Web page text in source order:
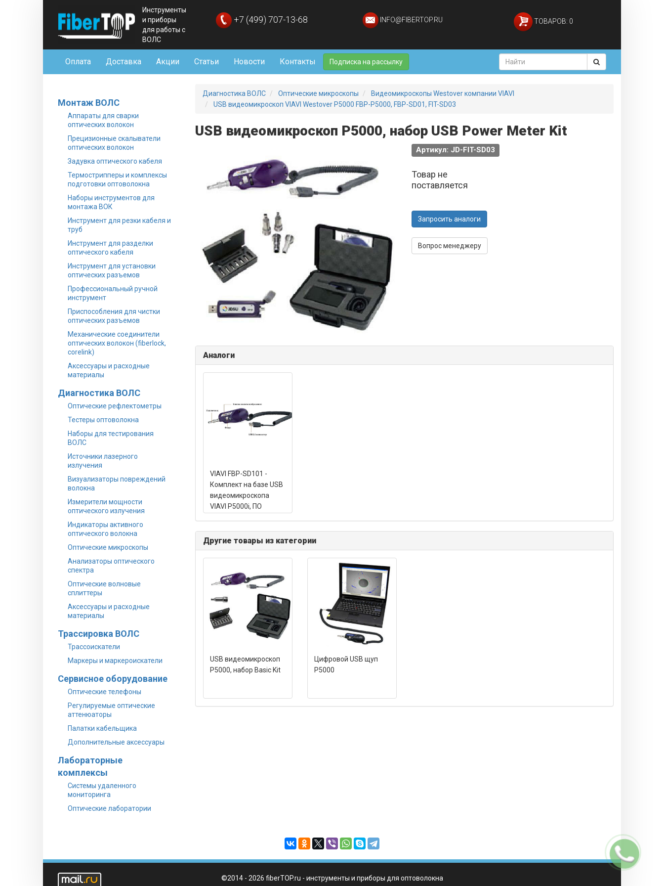
Инструменты
и приборы
для работы с
ВОЛС
+7 (499) 707-13-68 INFO@FIBERTOP.RU ТОВАРОВ: 0
Оплата Доставка Акции Статьи Новости Контакты Подписка на рассылку
Монтаж ВОЛС
Аппараты для сварки
оптических волокон
Прецизионные скалыватели
оптических волокон
Задувка оптического кабеля
Термострипперы и комплексы
подготовки оптоволокна
Наборы инструментов для
монтажа ВОК
Инструмент для резки кабеля и
труб
Инструмент для разделки
оптического кабеля
Инструмент для установки
оптических разъемов
Профессиональный ручной
инструмент
Приспособления для чистки
оптических разъемов
Механические соединители
оптических волокон (fiberlock,
corelink)
Аксессуары и расходные
материалы
Диагностика ВОЛС
Оптические рефлектометры
Тестеры оптоволокна
Наборы для тестирования
ВОЛС
Источники лазерного
излучения
Визуализаторы повреждений
волокна
Измерители мощности
оптического излучения
Индикаторы активного
оптического волокна
Оптические микроскопы
Анализаторы оптического
спектра
Оптические волновые
сплиттеры
Аксессуары и расходные
материалы
Трассировка ВОЛС
Трассоискатели
Маркеры и маркероискатели
Сервисное оборудование
Оптические телефоны
Регулируемые оптические
аттенюаторы
Палатки кабельщика
Дополнительные аксессуары
Лабораторные
комплексы
Системы удаленного
мониторинга
Оптические лаборатории
Диагностика ВОЛС Оптические микроскопы
Видеомикроскопы Westover компании VIAVI
USB видеомикроскоп VIAVI Westover P5000 FBP-P5000, FBP-SD01, FIT-SD03
USB видеомикроскоп P5000, набор USB Power Meter Kit
Артикул: JD-FIT-SD03
Товар не
поставляется
Запросить аналоги
Вопрос менеджеру
Аналоги
VIAVI FBP-SD101 -
Комплект на базе USB
видеомикроскопа
VIAVI P5000i, ПО
SC, FBPT-LC, FBPT-
U25M, FBPT-U12M),
сумка
Другие товары из категории
USB видеомикроскоп
P5000, набор Basic Kit
Цифровой USB щуп
P5000
©2014 - 2026 fiberTOP.ru - инструменты и приборы для оптоволокна
Заказать
звонок